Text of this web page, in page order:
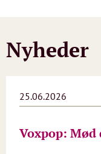
Nyheder
25.06.2026
Voxpop: Mød